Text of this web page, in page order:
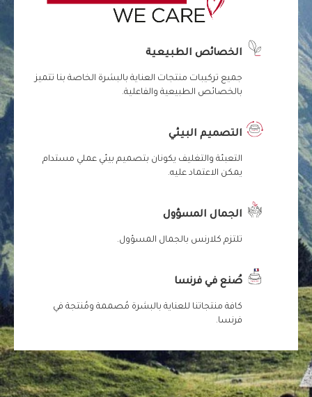
الخصائص الطبيعية
جميع تركيبات منتجات العناية بالبشرة الخاصة بنا تتميز
بالخصائص الطبيعية والفاعلية.
التصميم البيئي
التعبئة والتغليف يكونان بتصميم بيئي عملي مستدام
يمكن الاعتماد عليه.
الجمال المسؤول
تلتزم كلارنس بالجمال المسؤول.
صُنع في فرنسا
كافة منتجاتنا للعناية بالبشرة مُصممة ومُنتجة في
فرنسا.